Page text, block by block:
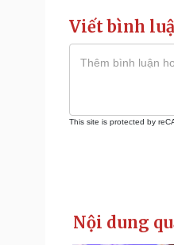
Viết bình
This site is protected by